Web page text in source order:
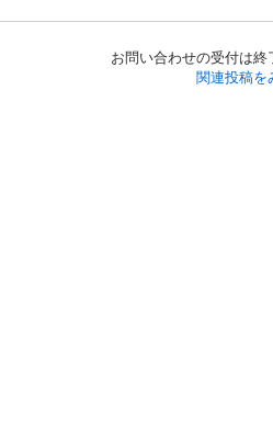
お問い合わせの受付は終
関連投稿を